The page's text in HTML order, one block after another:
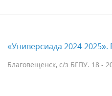
«Универсиада 2024-2025».
Благовещенск, с/з БГПУ. 18 -